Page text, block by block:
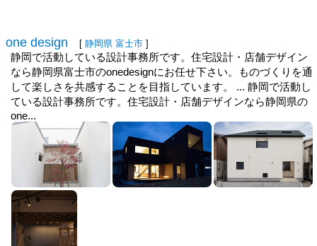
one design [ 静岡県 富士市 ]
静岡で活動している設計事務所です。住宅設計・店舗デザイン
なら静岡県富士市のonedesignにお任せ下さい。ものづくりを通
して楽しさを共感することを目指しています。 ... 静岡で活動し
ている設計事務所です。住宅設計・店舗デザインなら静岡県の
one...